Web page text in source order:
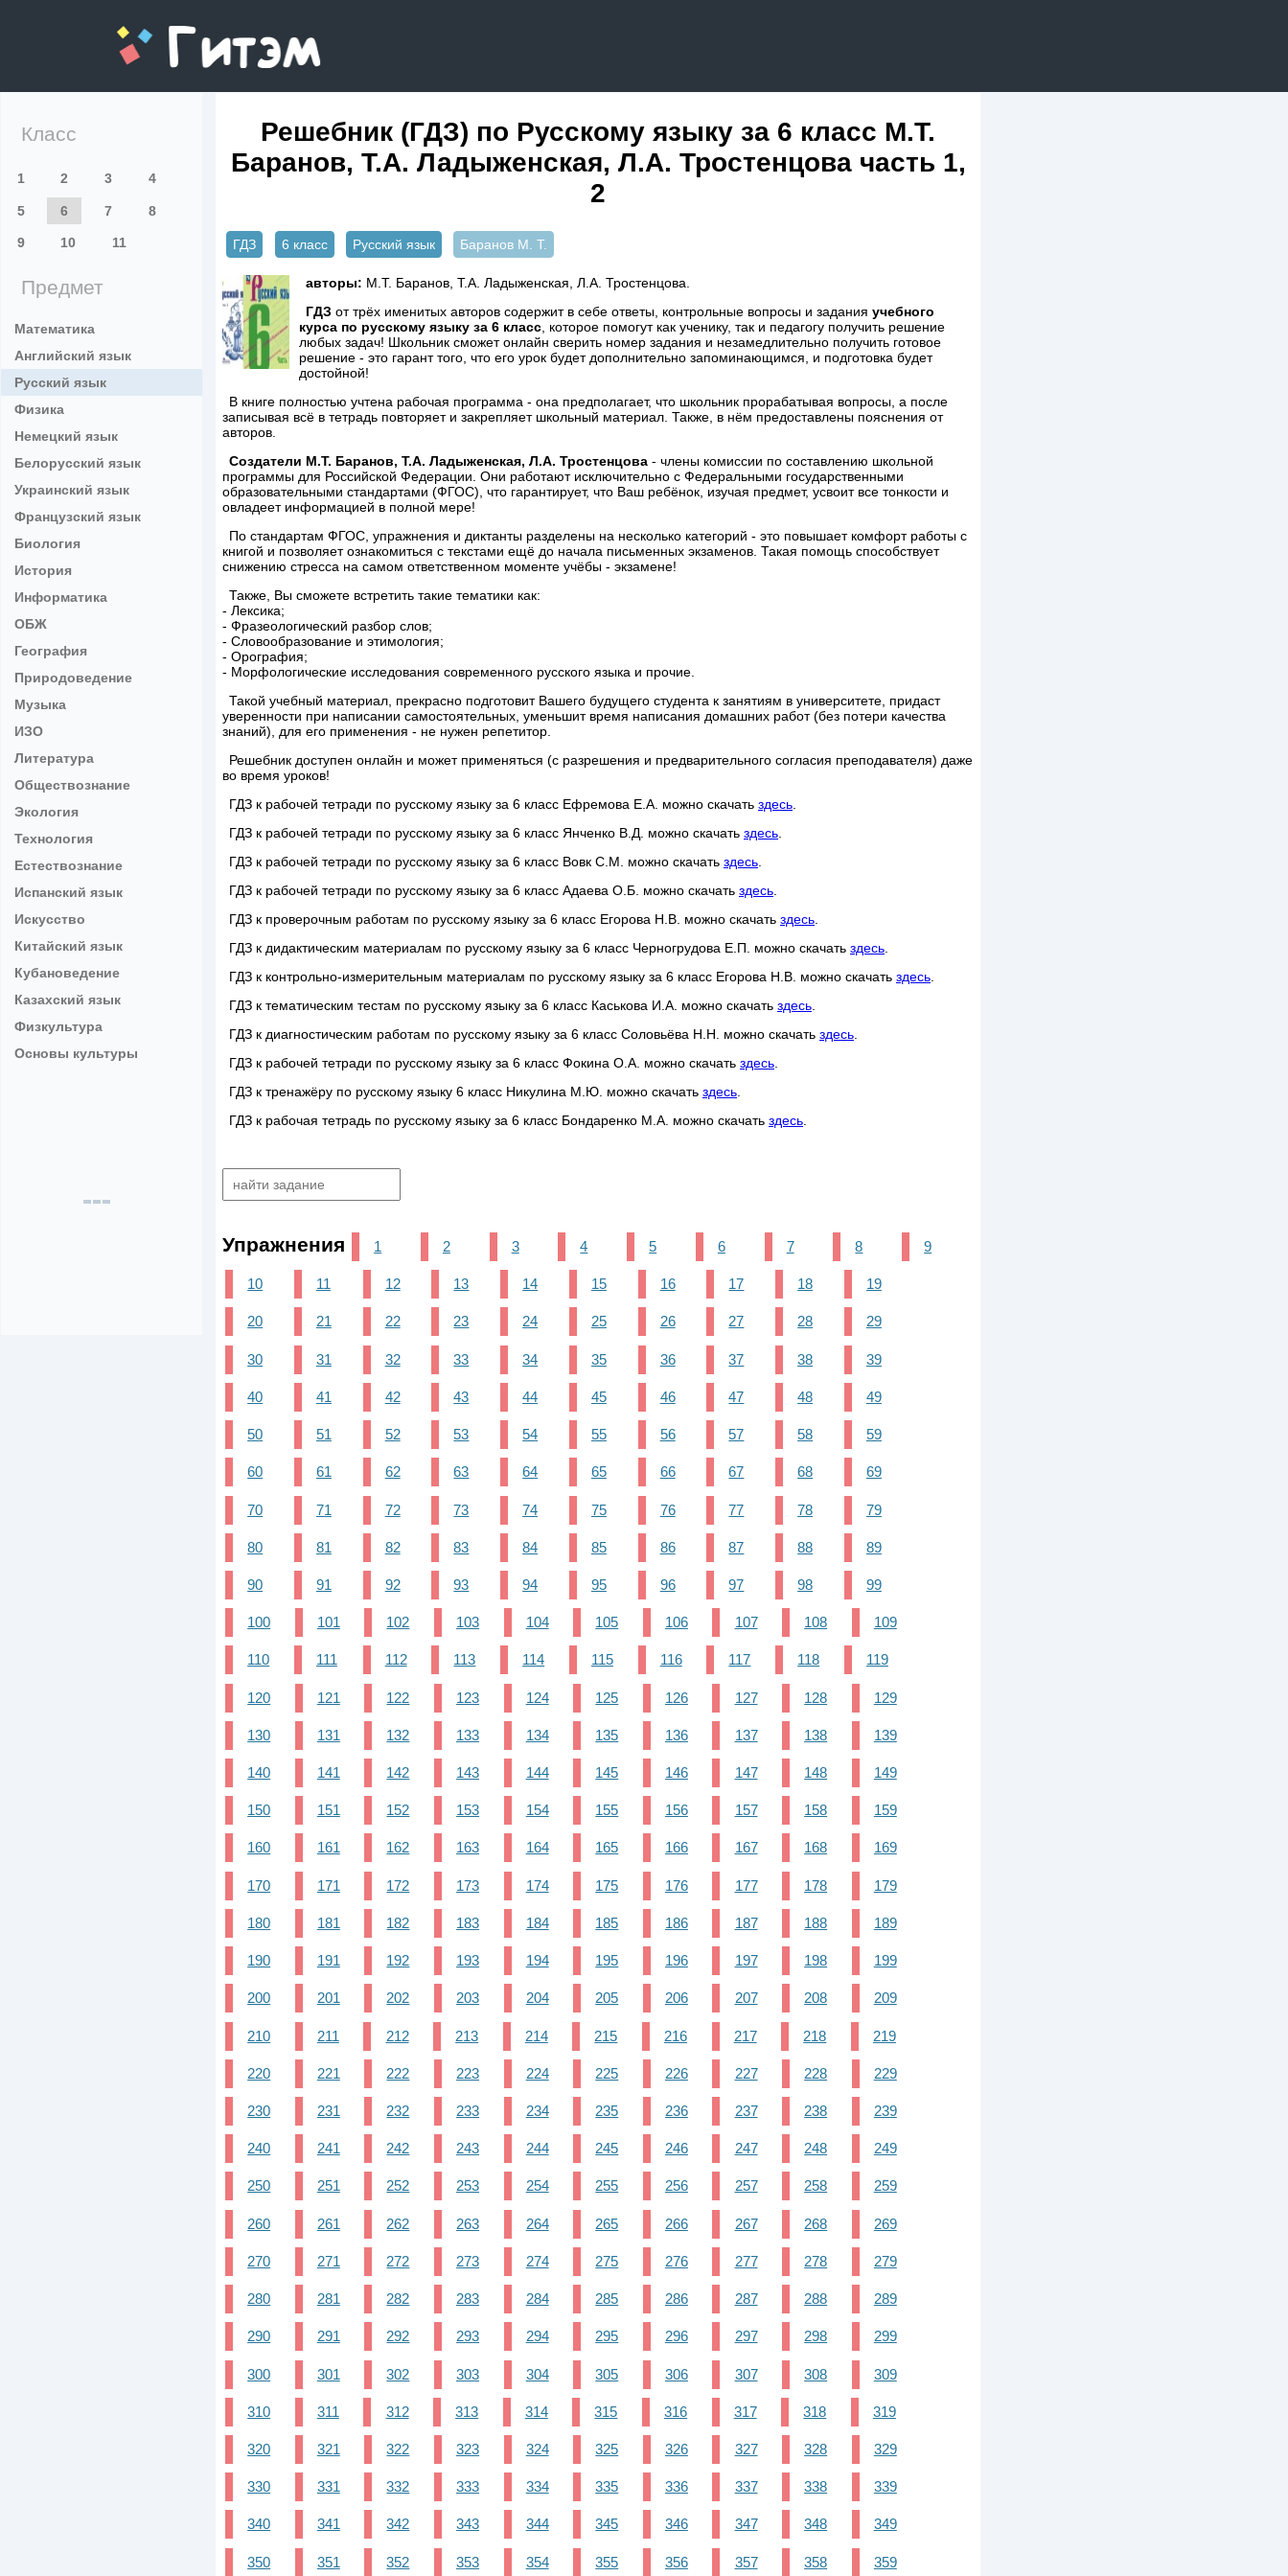
gitem.me
Класс
1 2 3 4
5 6 7 8
9 10 11
Предмет
Математика
Английский язык
Русский язык
Физика
Немецкий язык
Белорусский язык
Украинский язык
Французский язык
Биология
История
Информатика
ОБЖ
География
Природоведение
Музыка
ИЗО
Литература
Обществознание
Экология
Технология
Естествознание
Испанский язык
Искусство
Китайский язык
Кубановедение
Казахский язык
Физкультура
Основы культуры
Решебник (ГДЗ) по Русскому языку за 6 класс М.Т.
Баранов, Т.А. Ладыженская, Л.А. Тростенцова часть 1,
2
ГДЗ 6 класс Русский язык Баранов М. Т.
авторы: М.Т. Баранов, Т.А. Ладыженская, Л.А. Тростенцова.
ГДЗ от трёх именитых авторов содержит в себе ответы, контрольные вопросы и задания учебного
курса по русскому языку за 6 класс, которое помогут как ученику, так и педагогу получить решение
любых задач! Школьник сможет онлайн сверить номер задания и незамедлительно получить готовое
решение - это гарант того, что его урок будет дополнительно запоминающимся, и подготовка будет
достойной!
В книге полностью учтена рабочая программа - она предполагает, что школьник прорабатывая вопросы, а после
записывая всё в тетрадь повторяет и закрепляет школьный материал. Также, в нём предоставлены пояснения от
авторов.
Создатели М.Т. Баранов, Т.А. Ладыженская, Л.А. Тростенцова - члены комиссии по составлению школьной
программы для Российской Федерации. Они работают исключительно с Федеральными государственными
образовательными стандартами (ФГОС), что гарантирует, что Ваш ребёнок, изучая предмет, усвоит все тонкости и
овладеет информацией в полной мере!
По стандартам ФГОС, упражнения и диктанты разделены на несколько категорий - это повышает комфорт работы с
книгой и позволяет ознакомиться с текстами ещё до начала письменных экзаменов. Такая помощь способствует
снижению стресса на самом ответственном моменте учёбы - экзамене!
Также, Вы сможете встретить такие тематики как:
- Лексика;
- Фразеологический разбор слов;
- Словообразование и этимология;
- Орография;
- Морфологические исследования современного русского языка и прочие.
Такой учебный материал, прекрасно подготовит Вашего будущего студента к занятиям в университете, придаст
уверенности при написании самостоятельных, уменьшит время написания домашних работ (без потери качества
знаний), для его применения - не нужен репетитор.
Решебник доступен онлайн и может применяться (с разрешения и предварительного согласия преподавателя) даже
во время уроков!
ГДЗ к рабочей тетради по русскому языку за 6 класс Ефремова Е.А. можно скачать здесь.
ГДЗ к рабочей тетради по русскому языку за 6 класс Янченко В.Д. можно скачать здесь.
ГДЗ к рабочей тетради по русскому языку за 6 класс Вовк С.М. можно скачать здесь.
ГДЗ к рабочей тетради по русскому языку за 6 класс Адаева О.Б. можно скачать здесь.
ГДЗ к проверочным работам по русскому языку за 6 класс Егорова Н.В. можно скачать здесь.
ГДЗ к дидактическим материалам по русскому языку за 6 класс Черногрудова Е.П. можно скачать здесь.
ГДЗ к контрольно-измерительным материалам по русскому языку за 6 класс Егорова Н.В. можно скачать здесь.
ГДЗ к тематическим тестам по русскому языку за 6 класс Каськова И.А. можно скачать здесь.
ГДЗ к диагностическим работам по русскому языку за 6 класс Соловьёва Н.Н. можно скачать здесь.
ГДЗ к рабочей тетради по русскому языку за 6 класс Фокина О.А. можно скачать здесь.
ГДЗ к тренажёру по русскому языку 6 класс Никулина М.Ю. можно скачать здесь.
ГДЗ к рабочая тетрадь по русскому языку за 6 класс Бондаренко М.А. можно скачать здесь.
Упражнения 1 2 3 4 5 6 7 8 9
10 11 12 13 14 15 16 17 18 19
20 21 22 23 24 25 26 27 28 29
30 31 32 33 34 35 36 37 38 39
40 41 42 43 44 45 46 47 48 49
50 51 52 53 54 55 56 57 58 59
60 61 62 63 64 65 66 67 68 69
70 71 72 73 74 75 76 77 78 79
80 81 82 83 84 85 86 87 88 89
90 91 92 93 94 95 96 97 98 99
100 101 102 103 104 105 106 107 108 109
110 111 112 113 114 115 116 117 118 119
120 121 122 123 124 125 126 127 128 129
130 131 132 133 134 135 136 137 138 139
140 141 142 143 144 145 146 147 148 149
150 151 152 153 154 155 156 157 158 159
160 161 162 163 164 165 166 167 168 169
170 171 172 173 174 175 176 177 178 179
180 181 182 183 184 185 186 187 188 189
190 191 192 193 194 195 196 197 198 199
200 201 202 203 204 205 206 207 208 209
210 211 212 213 214 215 216 217 218 219
220 221 222 223 224 225 226 227 228 229
230 231 232 233 234 235 236 237 238 239
240 241 242 243 244 245 246 247 248 249
250 251 252 253 254 255 256 257 258 259
260 261 262 263 264 265 266 267 268 269
270 271 272 273 274 275 276 277 278 279
280 281 282 283 284 285 286 287 288 289
290 291 292 293 294 295 296 297 298 299
300 301 302 303 304 305 306 307 308 309
310 311 312 313 314 315 316 317 318 319
320 321 322 323 324 325 326 327 328 329
330 331 332 333 334 335 336 337 338 339
340 341 342 343 344 345 346 347 348 349
350 351 352 353 354 355 356 357 358 359